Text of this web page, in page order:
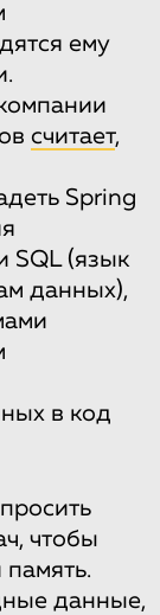
ему
считает,
Spring
SQL (язык
данных),
в код
чтобы
данные,